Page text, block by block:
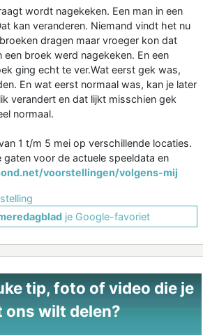
wordt nagekeken. Een man in een
kan veranderen. Niemand vindt het nu
dragen maar vroeger kon dat
broek werd nagekeken. En een
ging echt te ver.Wat eerst gek was,
En wat eerst normaal was, kan je later
verandert en dat lijkt misschien gek
normaal.
1 t/m 5 mei op verschillende locaties.
voor de actuele speeldata en
voorstellingen/volgens-mij
je Google-favoriet
tip, foto of video die je
ons wilt delen?